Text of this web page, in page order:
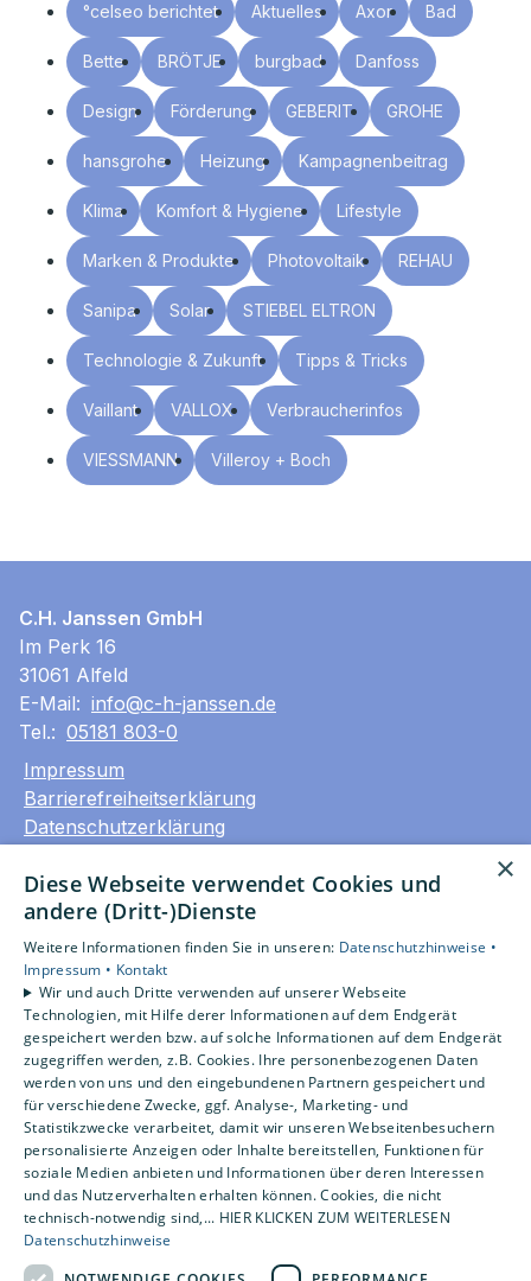
°celseo berichtet Aktuelles Axor Bad
Bette BRÖTJE burgbad Danfoss
Design Förderung GEBERIT GROHE
hansgrohe Heizung Kampagnenbeitrag
Klima Komfort & Hygiene Lifestyle
Marken & Produkte Photovoltaik REHAU
Sanipa Solar STIEBEL ELTRON
Technologie & Zukunft Tipps & Tricks
Vaillant VALLOX Verbraucherinfos
VIESSMANN Villeroy + Boch
C.H. Janssen GmbH
Im Perk 16
31061 Alfeld
E-Mail: info@c-h-janssen.de
Tel.: 05181 803-0
Impressum
Barrierefreiheitserklärung
Datenschutzerklärung
Unsere Bereiche
Privatkunden
Gewerbekunden
Karriere
Unternehmen
Kontakt
Um externe HTML-Inhalte anzuzeigen, benötigen
wir Ihre Einwilligung.
Weitere Informationen finden Sie in unserer
Datenschutzerklärung.
×
Diese Webseite verwendet Cookies und
andere (Dritt-)Dienste
Weitere Informationen finden Sie in unseren: Datenschutzhinweise •
Impressum • Kontakt
Wir und auch Dritte verwenden auf unserer Webseite
Technologien, mit Hilfe derer Informationen auf dem Endgerät
gespeichert werden bzw. auf solche Informationen auf dem Endgerät
zugegriffen werden, z.B. Cookies. Ihre personenbezogenen Daten
werden von uns und den eingebundenen Partnern gespeichert und
für verschiedene Zwecke, ggf. Analyse-, Marketing- und
Statistikzwecke verarbeitet, damit wir unseren Webseitenbesuchern
personalisierte Anzeigen oder Inhalte bereitstellen, Funktionen für
soziale Medien anbieten und Informationen über deren Interessen
und das Nutzerverhalten erhalten können. Cookies, die nicht
technisch-notwendig sind,... HIER KLICKEN ZUM WEITERLESEN
Datenschutzhinweise